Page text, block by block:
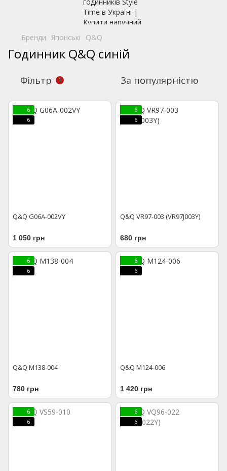
Бренди Японські Q&Q
Годинник Q&Q синій
Фільтр 1 За популярністю
6
6
Q&Q G06A-002VY
1 050 грн
6
6
Q&Q VR97-003 (VR97J003Y)
680 грн
6
6
Q&Q M138-004
780 грн
6
6
Q&Q M124-006
1 420 грн
6
6
6
6